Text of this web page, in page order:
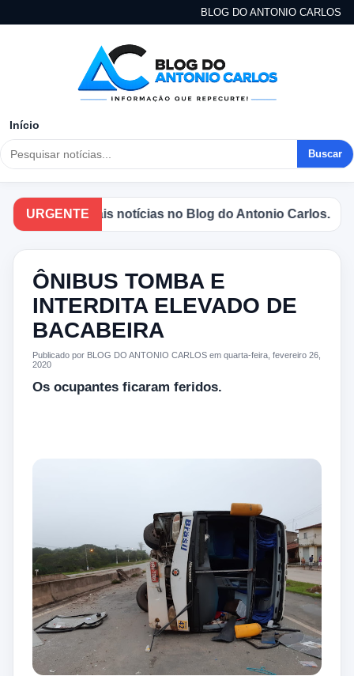
BLOG DO ANTONIO CARLOS
Início
Buscar
URGENTE
as principais notícias no Blog do Antonio Carlos.
ÔNIBUS TOMBA E
INTERDITA ELEVADO DE
BACABEIRA
Publicado por BLOG DO ANTONIO CARLOS em quarta-feira, fevereiro 26,
2020
Os ocupantes ficaram feridos.